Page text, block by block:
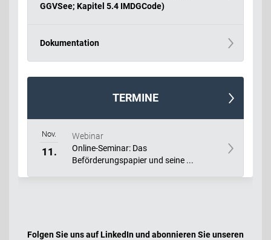
GGVSee; Kapitel 5.4 IMDG­Code)
Dokumentation
TERMINE
Nov.
11.
Webinar
Online-Seminar: Das
Beförderungspapier und seine ...
Folgen Sie uns auf LinkedIn und abonnieren Sie unseren